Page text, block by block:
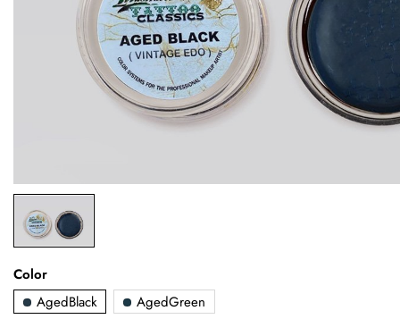
Color
AgedBlack
AgedGreen